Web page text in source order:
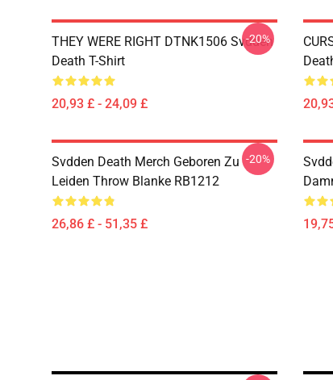
THEY WERE RIGHT DTNK1506 Svdden
Death T-Shirt
20,93 £ - 24,09 £
-20%
Svdden Death Merch Geboren Zu
Leiden Throw Blanke RB1212
26,86 £ - 51,35 £
-20%